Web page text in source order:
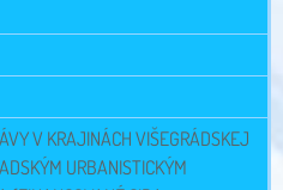
V KRAJINÁCH VIŠEGRÁDSKEJ
URBANISTICKÝM